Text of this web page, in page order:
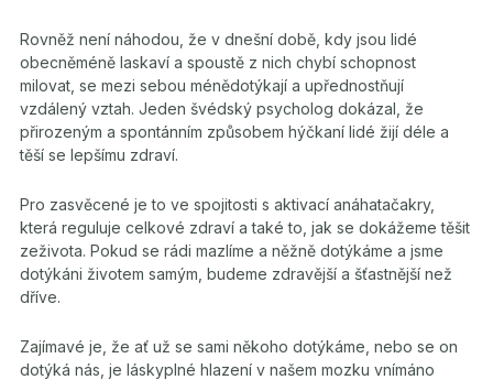
Rovněž není náhodou, že v dnešní době, kdy jsou lidé
obecněméně laskaví a spoustě z nich chybí schopnost
milovat, se mezi sebou ménědotýkají a upřednostňují
vzdálený vztah. Jeden švédský psycholog dokázal, že
přirozeným a spontánním způsobem hýčkaní lidé žijí déle a
těší se lepšímu zdraví.
Pro zasvěcené je to ve spojitosti s aktivací anáhatačakry,
která reguluje celkové zdraví a také to, jak se dokážeme těšit
zeživota. Pokud se rádi mazlíme a něžně dotýkáme a jsme
dotýkáni životem samým, budeme zdravější a šťastnější než
dříve.
Zajímavé je, že ať už se sami někoho dotýkáme, nebo se on
dotýká nás, je láskyplné hlazení v našem mozku vnímáno